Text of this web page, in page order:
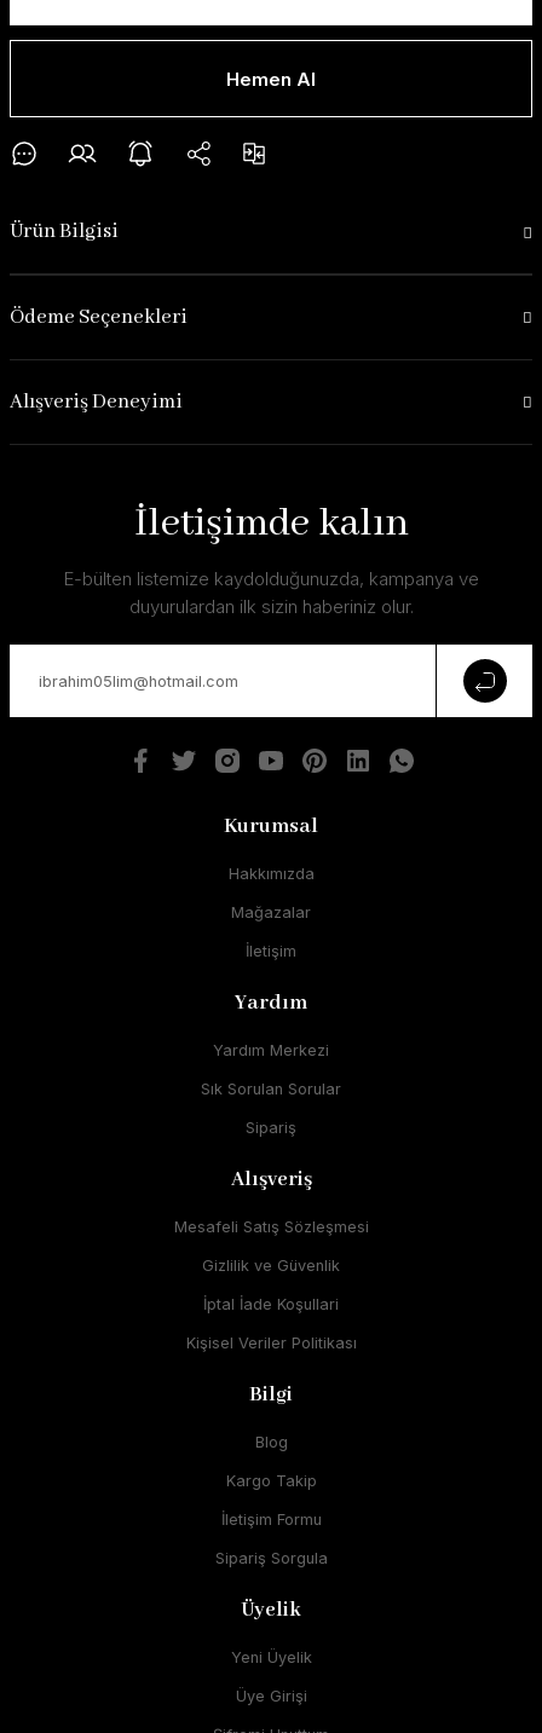
Hemen Al
Ürün Bilgisi
Ödeme Seçenekleri
Alışveriş Deneyimi
İletişimde kalın
E-bülten listemize kaydolduğunuzda, kampanya ve
duyurulardan ilk sizin haberiniz olur.
Kurumsal
Hakkımızda
Mağazalar
İletişim
Yardım
Yardım Merkezi
Sık Sorulan Sorular
Sipariş
Alışveriş
Mesafeli Satış Sözleşmesi
Gizlilik ve Güvenlik
İptal İade Koşullari
Kişisel Veriler Politikası
Bilgi
Blog
Kargo Takip
İletişim Formu
Sipariş Sorgula
Üyelik
Yeni Üyelik
Üye Girişi